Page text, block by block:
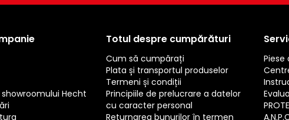
Hecht
Totul despre cumpărături
Cum să cumpărați
Plata și transportul produselor
Termeni și condiții
Principiile de prelucrare a datelor
cu caracter personal
Returnarea bunurilor în termen
Piese